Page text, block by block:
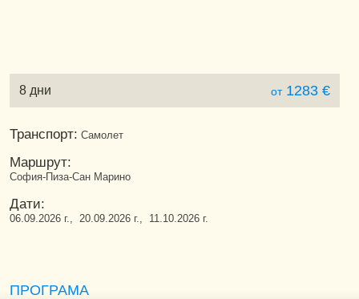
8 дни от1283 €
Транспорт: Самолет
Маршрут:
София-Пиза-Сан Марино
Дати:
06.09.2026 г., 20.09.2026 г., 11.10.2026 г.
ПРОГРАМА